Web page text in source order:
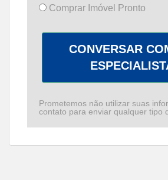
Comprar Imóvel Pronto
CONVERSAR
Prometemos não utilizar suas
contato para enviar qualquer tipo